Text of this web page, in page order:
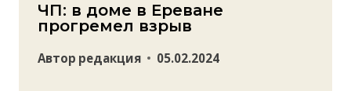
ЧП: в доме в Ереване
прогремел взрыв
Автор редакция 05.02.2024